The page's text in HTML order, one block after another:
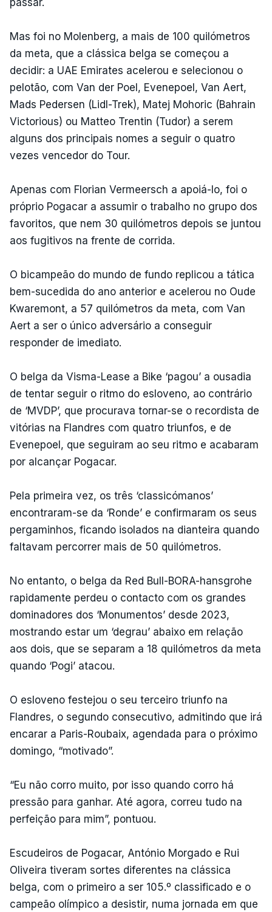
Mas foi no Molenberg, a mais de 100 quilómetros
da meta, que a clássica belga se começou a
decidir: a UAE Emirates acelerou e selecionou o
pelotão, com Van der Poel, Evenepoel, Van Aert,
Mads Pedersen (Lidl-Trek), Matej Mohoric (Bahrain
Victorious) ou Matteo Trentin (Tudor) a serem
alguns dos principais nomes a seguir o quatro
vezes vencedor do Tour.
Apenas com Florian Vermeersch a apoiá-lo, foi o
próprio Pogacar a assumir o trabalho no grupo dos
favoritos, que nem 30 quilómetros depois se juntou
aos fugitivos na frente de corrida.
O bicampeão do mundo de fundo replicou a tática
bem-sucedida do ano anterior e acelerou no Oude
Kwaremont, a 57 quilómetros da meta, com Van
Aert a ser o único adversário a conseguir
responder de imediato.
O belga da Visma-Lease a Bike ‘pagou’ a ousadia
de tentar seguir o ritmo do esloveno, ao contrário
de ‘MVDP’, que procurava tornar-se o recordista de
vitórias na Flandres com quatro triunfos, e de
Evenepoel, que seguiram ao seu ritmo e acabaram
por alcançar Pogacar.
Pela primeira vez, os três ‘classicómanos’
encontraram-se da ‘Ronde’ e confirmaram os seus
pergaminhos, ficando isolados na dianteira quando
faltavam percorrer mais de 50 quilómetros.
No entanto, o belga da Red Bull-BORA-hansgrohe
rapidamente perdeu o contacto com os grandes
dominadores dos ‘Monumentos’ desde 2023,
mostrando estar um ‘degrau’ abaixo em relação
aos dois, que se separam a 18 quilómetros da meta
quando ‘Pogi’ atacou.
O esloveno festejou o seu terceiro triunfo na
Flandres, o segundo consecutivo, admitindo que irá
encarar a Paris-Roubaix, agendada para o próximo
domingo, “motivado”.
“Eu não corro muito, por isso quando corro há
pressão para ganhar. Até agora, correu tudo na
perfeição para mim”, pontuou.
Escudeiros de Pogacar, António Morgado e Rui
Oliveira tiveram sortes diferentes na clássica
belga, com o primeiro a ser 105.º classificado e o
campeão olímpico a desistir, numa jornada em que